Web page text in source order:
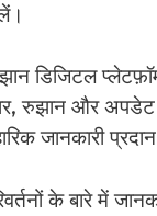
डिजिटल
रुझान और
जानकारी
के बारे में